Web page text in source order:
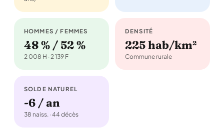
HOMMES / FEMMES
48 % / 52 %
2 008 H · 2 139 F
DENSITÉ
225 hab/km²
Commune rurale
SOLDE NATUREL
-6 / an
38 naiss. · 44 décès